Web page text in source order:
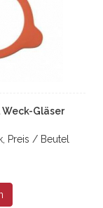
Gläser
Preis / Beutel